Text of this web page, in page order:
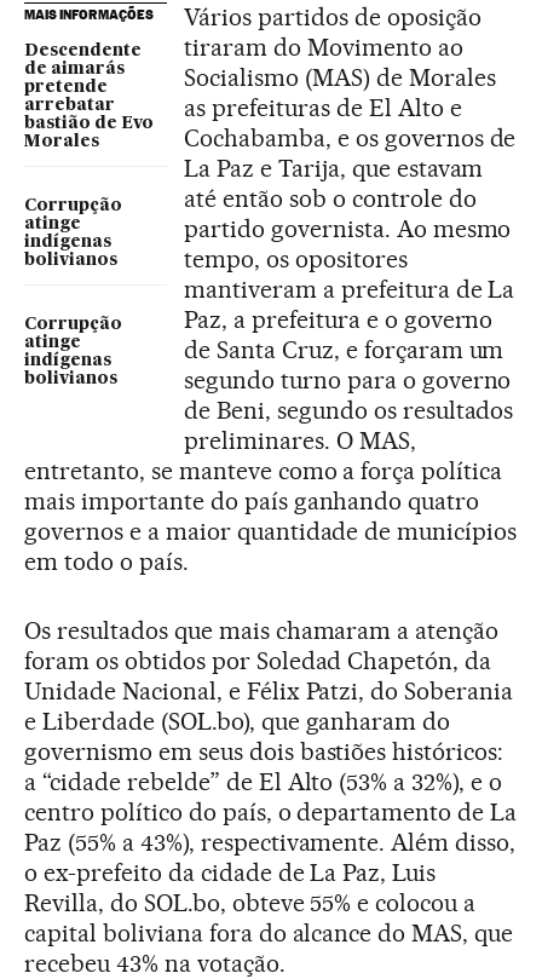
MAIS INFORMAÇÕES
Descendente
de aimarás
pretende
arrebatar
bastião de Evo
Morales
Corrupção
atinge
indígenas
bolivianos
Corrupção
atinge
indígenas
bolivianos
Vários partidos de oposição
tiraram do Movimento ao
Socialismo (MAS) de Morales
as prefeituras de El Alto e
Cochabamba, e os governos de
La Paz e Tarija, que estavam
até então sob o controle do
partido governista. Ao mesmo
tempo, os opositores
mantiveram a prefeitura de La
Paz, a prefeitura e o governo
de Santa Cruz, e forçaram um
segundo turno para o governo
de Beni, segundo os resultados
preliminares. O MAS,
entretanto, se manteve como a força política
mais importante do país ganhando quatro
governos e a maior quantidade de municípios
em todo o país.
Os resultados que mais chamaram a atenção
foram os obtidos por Soledad Chapetón, da
Unidade Nacional, e Félix Patzi, do Soberania
e Liberdade (SOL.bo), que ganharam do
governismo em seus dois bastiões históricos:
a “cidade rebelde” de El Alto (53% a 32%), e o
centro político do país, o departamento de La
Paz (55% a 43%), respectivamente. Além disso,
o ex-prefeito da cidade de La Paz, Luis
Revilla, do SOL.bo, obteve 55% e colocou a
capital boliviana fora do alcance do MAS, que
recebeu 43% na votação.